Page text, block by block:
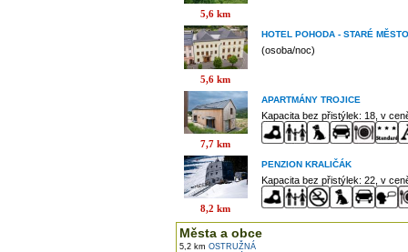
5,6 km
5,6 km
HOTEL POHODA - STARÉ
(osoba/noc)
7,7 km
APARTMÁNY TROJICE
Kapacita bez přistýlek: 18, v
8,2 km
PENZION KRALIČÁK
Kapacita bez přistýlek: 22, v
Města a obce
5,2 km OSTRUŽNÁ